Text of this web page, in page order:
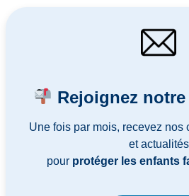
Rejoignez
Une fois par mois, recevez nos
et actualités
pour protéger les enfants